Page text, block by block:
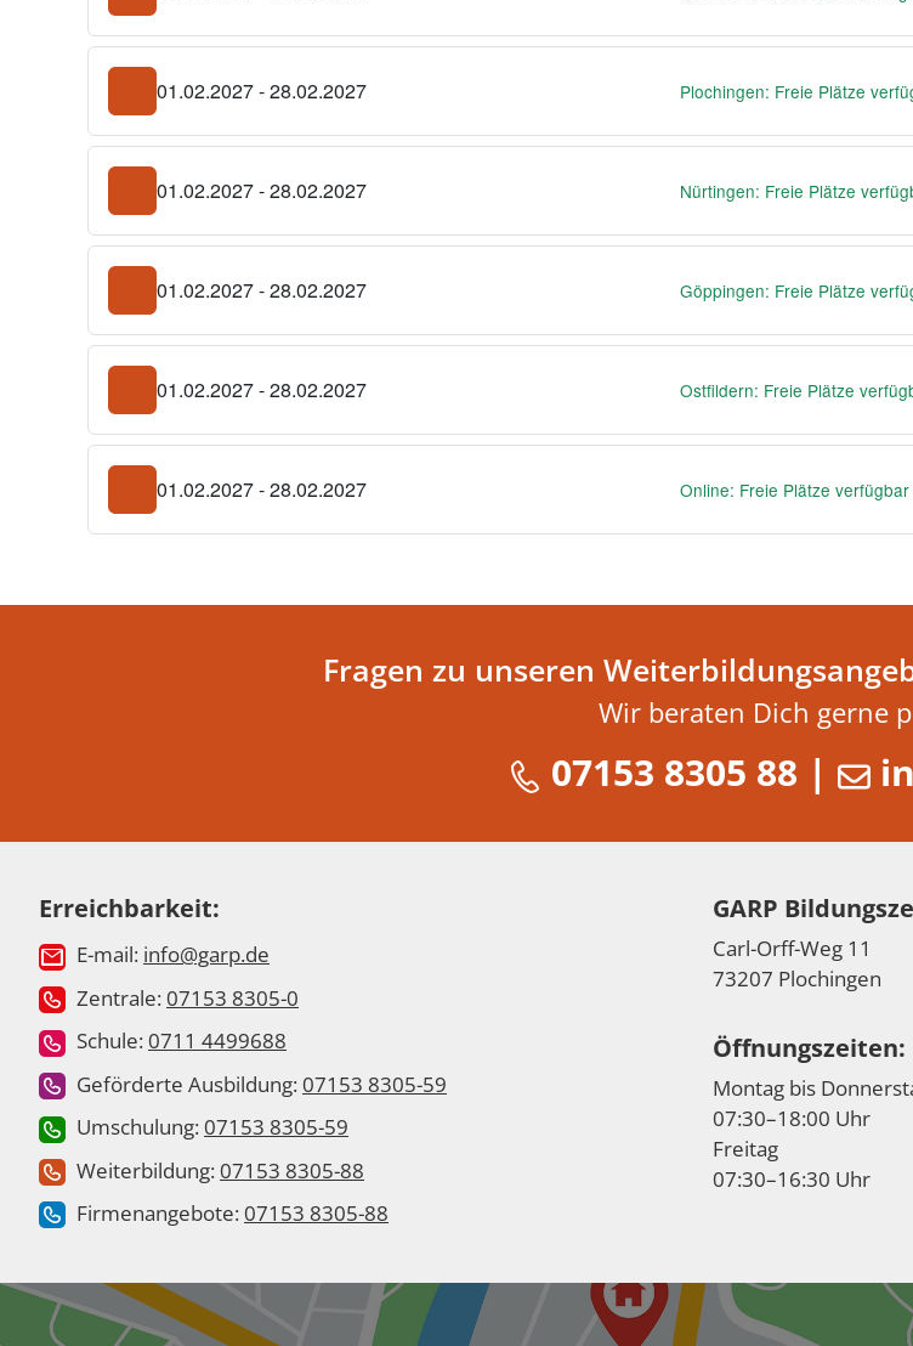
01.02.2027 - 28.02.2027 Plochingen: Freie Plätze
01.02.2027 - 28.02.2027 Nürtingen: Freie Plätze
01.02.2027 - 28.02.2027 Göppingen: Freie Plätze
01.02.2027 - 28.02.2027 Ostfildern: Freie Plätze
01.02.2027 - 28.02.2027 Online: Freie Plätze verfügbar
Fragen zu unseren
Wir beraten Dich gerne
07153 8305 88 |
Erreichbarkeit:
E-mail: info@garp.de
Zentrale: 07153 8305-0
Schule: 0711 4499688
Geförderte Ausbildung: 07153 8305-59
Umschulung: 07153 8305-59
Weiterbildung: 07153 8305-88
Firmenangebote: 07153 8305-88
GARP
Carl-Orff-Weg 11
73207 Plochingen
Öffnungszeiten:
Montag bis
07:30–18:00 Uhr
Freitag
07:30–16:30 Uhr